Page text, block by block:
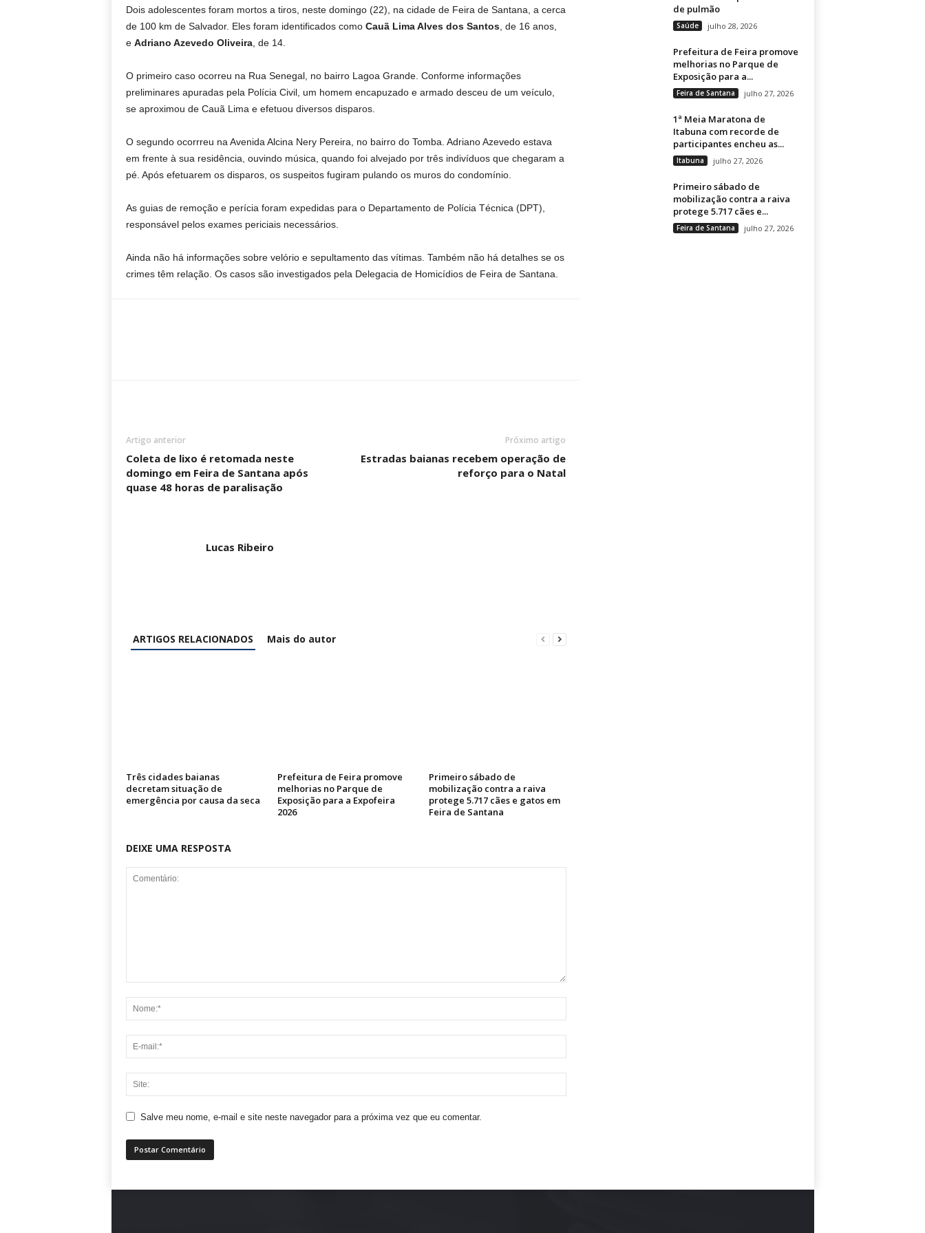
Dois adolescentes foram mortos a tiros, neste domingo (22), na cidade de Feira de Santana, a cerca
de 100 km de Salvador. Eles foram identificados como Cauã Lima Alves dos Santos, de 16 anos,
e Adriano Azevedo Oliveira, de 14.
O primeiro caso ocorreu na Rua Senegal, no bairro Lagoa Grande. Conforme informações
preliminares apuradas pela Polícia Civil, um homem encapuzado e armado desceu de um veículo,
se aproximou de Cauã Lima e efetuou diversos disparos.
O segundo ocorrreu na Avenida Alcina Nery Pereira, no bairro do Tomba. Adriano Azevedo estava
em frente à sua residência, ouvindo música, quando foi alvejado por três indivíduos que chegaram a
pé. Após efetuarem os disparos, os suspeitos fugiram pulando os muros do condomínio.
As guias de remoção e perícia foram expedidas para o Departamento de Polícia Técnica (DPT),
responsável pelos exames periciais necessários.
Ainda não há informações sobre velório e sepultamento das vítimas. Também não há detalhes se os
crimes têm relação. Os casos são investigados pela Delegacia de Homicídios de Feira de Santana.
Artigo anterior
Coleta de lixo é retomada neste
domingo em Feira de Santana após
quase 48 horas de paralisação
Próximo artigo
Estradas baianas recebem operação de
reforço para o Natal
Lucas Ribeiro
ARTIGOS RELACIONADOS Mais do autor
Três cidades baianas
decretam situação de
emergência por causa da seca
Prefeitura de Feira promove
melhorias no Parque de
Exposição para a Expofeira
2026
Primeiro sábado de
mobilização contra a raiva
protege 5.717 cães e gatos em
Feira de Santana
DEIXE UMA RESPOSTA
Salve meu nome, e-mail e site neste navegador para a próxima vez que eu comentar.
de pulmão
Saúde julho 28, 2026
Prefeitura de Feira promove
melhorias no Parque de
Exposição para a...
Feira de Santana julho 27, 2026
1ª Meia Maratona de
Itabuna com recorde de
participantes encheu as...
Itabuna julho 27, 2026
Primeiro sábado de
mobilização contra a raiva
protege 5.717 cães e...
Feira de Santana julho 27, 2026